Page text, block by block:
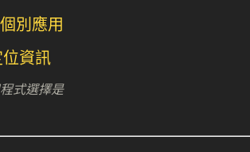
式選擇是